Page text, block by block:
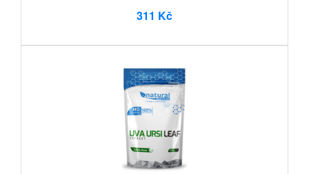
311 Kč